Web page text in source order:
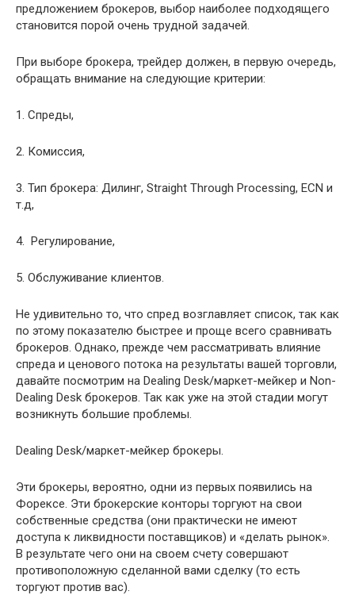
предложением брокеров, выбор наиболее подходящего
становится порой очень трудной задачей.
При выборе брокера, трейдер должен, в первую очередь,
обращать внимание на следующие критерии:
1. Спреды,
2. Комиссия,
3. Тип брокера: Дилинг, Straight Through Processing, ECN и
т.д,
4. Регулирование,
5. Обслуживание клиентов.
Не удивительно то, что спред возглавляет список, так как
по этому показателю быстрее и проще всего сравнивать
брокеров. Однако, прежде чем рассматривать влияние
спреда и ценового потока на результаты вашей торговли,
давайте посмотрим на Dealing Desk/маркет-мейкер и Non-
Dealing Desk брокеров. Так как уже на этой стадии могут
возникнуть большие проблемы.
Dealing Desk/маркет-мейкер брокеры.
Эти брокеры, вероятно, одни из первых появились на
Форексе. Эти брокерские конторы торгуют на свои
собственные средства (они практически не имеют
доступа к ликвидности поставщиков) и «делать рынок».
В результате чего они на своем счету совершают
противоположную сделанной вами сделку (то есть
торгуют против вас).